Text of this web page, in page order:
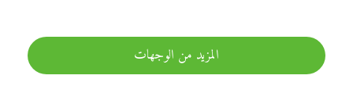
المزيد من الوجهات